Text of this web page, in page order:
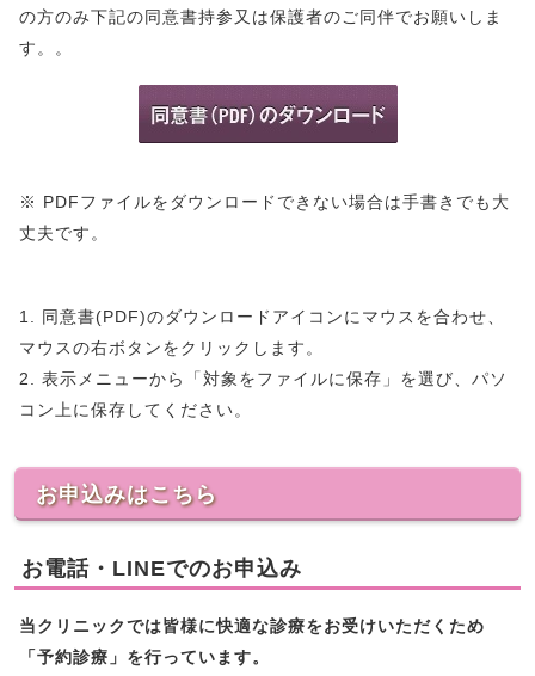
の方のみ下記の同意書持参又は保護者のご同伴でお願いしま
す。。
※ PDFファイルをダウンロードできない場合は手書きでも大
丈夫です。
1. 同意書(PDF)のダウンロードアイコンにマウスを合わせ、
マウスの右ボタンをクリックします。
2. 表示メニューから「対象をファイルに保存」を選び、パソ
コン上に保存してください。
お申込みはこちら
お電話・LINEでのお申込み
当クリニックでは皆様に快適な診療をお受けいただくため
「予約診療」を行っています。